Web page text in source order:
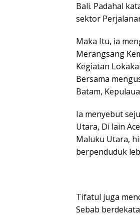
Bali. Padahal
sektor
Maka Itu, ia
Merangsang
Kegiatan
Bersama
Batam,
Ia menyebut
Utara, Di lain
Maluku Utara,
berpenduduk
Tifatul juga
Sebab